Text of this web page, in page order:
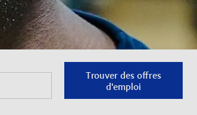
Trouver des offres
d'emploi